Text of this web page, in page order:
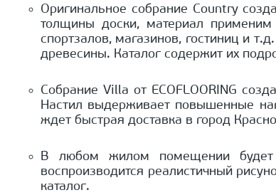
Оригинальное собрание Country
толщины доски, материал
спортзалов, магазинов, гостиниц и
древесины. Каталог содержит их
Собрание Villa от ECOFLOORING
Настил выдерживает повышенные
ждет быстрая доставка в город
В любом жилом помещении будет
воспроизводится реалистичный
каталог.